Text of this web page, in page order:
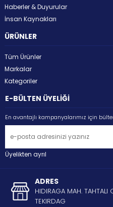
Haberler & Duyurular
İnsan Kaynakları
ÜRÜNLER
Tüm Ürünler
Markalar
Kategoriler
E-BÜLTEN ÜYELİĞİ
En avantajlı kampanyalarımız için
Üyelikten ayrıl
ADRES
HIDIRAGA MAH.
TEKIRDAG